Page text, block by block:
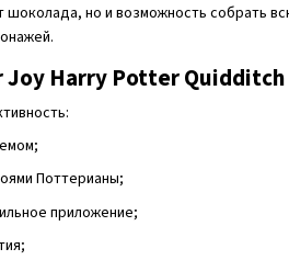
шоколада, но и возможность собрать
Joy Harry Potter Quidditch
Поттерианы;
приложение;